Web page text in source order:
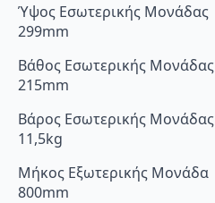
Ύψος Εσωτερικής Μονάδας
299mm
Βάθος Εσωτερικής Μονάδας
215mm
Βάρος Εσωτερικής Μονάδας
11,5kg
Μήκος Εξωτερικής Μονάδα
800mm